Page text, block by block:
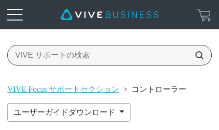
VIVE Focus サポートセクション > コントローラー
ユーザーガイドダウンロード